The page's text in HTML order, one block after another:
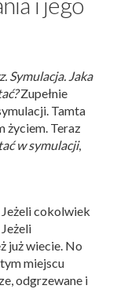
Symulacja. Jaka
Zupełnie
Tamta
życiem. Teraz
w symulacji,
cokolwiek
już wiecie. No
miejscu
odgrzewane i